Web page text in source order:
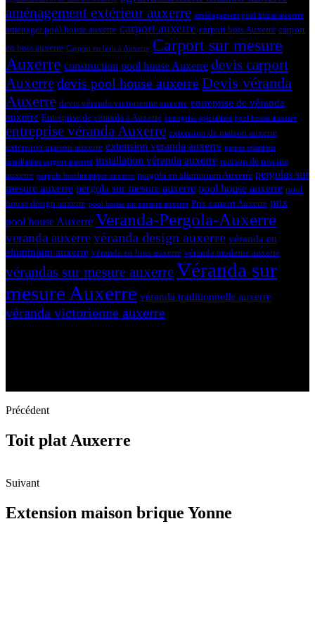
aménagement extérieur auxerre aménagement pool house auxerre
aménager pool house auxerre carport auxerre carport bois Auxerre carport
en bois auxerre Carport en bois à Auxerre Carport sur mesure
Auxerre construction pool house Auxerre devis carport
Auxerredevis pool house auxerreDevis véranda
Auxerre devis véranda victorienne auxerre entreprise de véranda
auxerre Entreprise de véranda à Auxerre entreprise spécialisée pool house auxerre
entreprise véranda Auxerre extension de maison auxerre
extension maison auxerre extension veranda auxerre géniès créations
installation carport auxerre installation véranda auxerre maison de piscine
auxerre pergola bioclimatique auxerre pergola en aluminium Auxerre pergolas sur
mesure auxerre pergola sur mesure auxerre pool house auxerre pool
house design auxerre pool house sur mesure auxerre Prix carport Auxerre prix
pool house Auxerre Veranda-Pergola-Auxerre
veranda auxerrevéranda design auxerre véranda en
aluminium auxerre véranda en bois auxerre véranda moderne auxerre
vérandas sur mesure auxerreVéranda sur
mesure Auxerre véranda traditionnelle auxerre
véranda victorienne auxerre
Précédent
Toit plat Auxerre
Suivant
Extension maison brique Yonne